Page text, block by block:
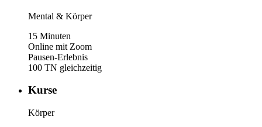
Mental & Körper
15 Minuten
Online mit Zoom
Pausen-Erlebnis
100 TN gleichzeitig
Kurse
Körper